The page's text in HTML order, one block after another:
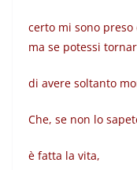
certo mi sono
ma se potessi
di avere soltanto
Che, se non lo
è fatta la vita,